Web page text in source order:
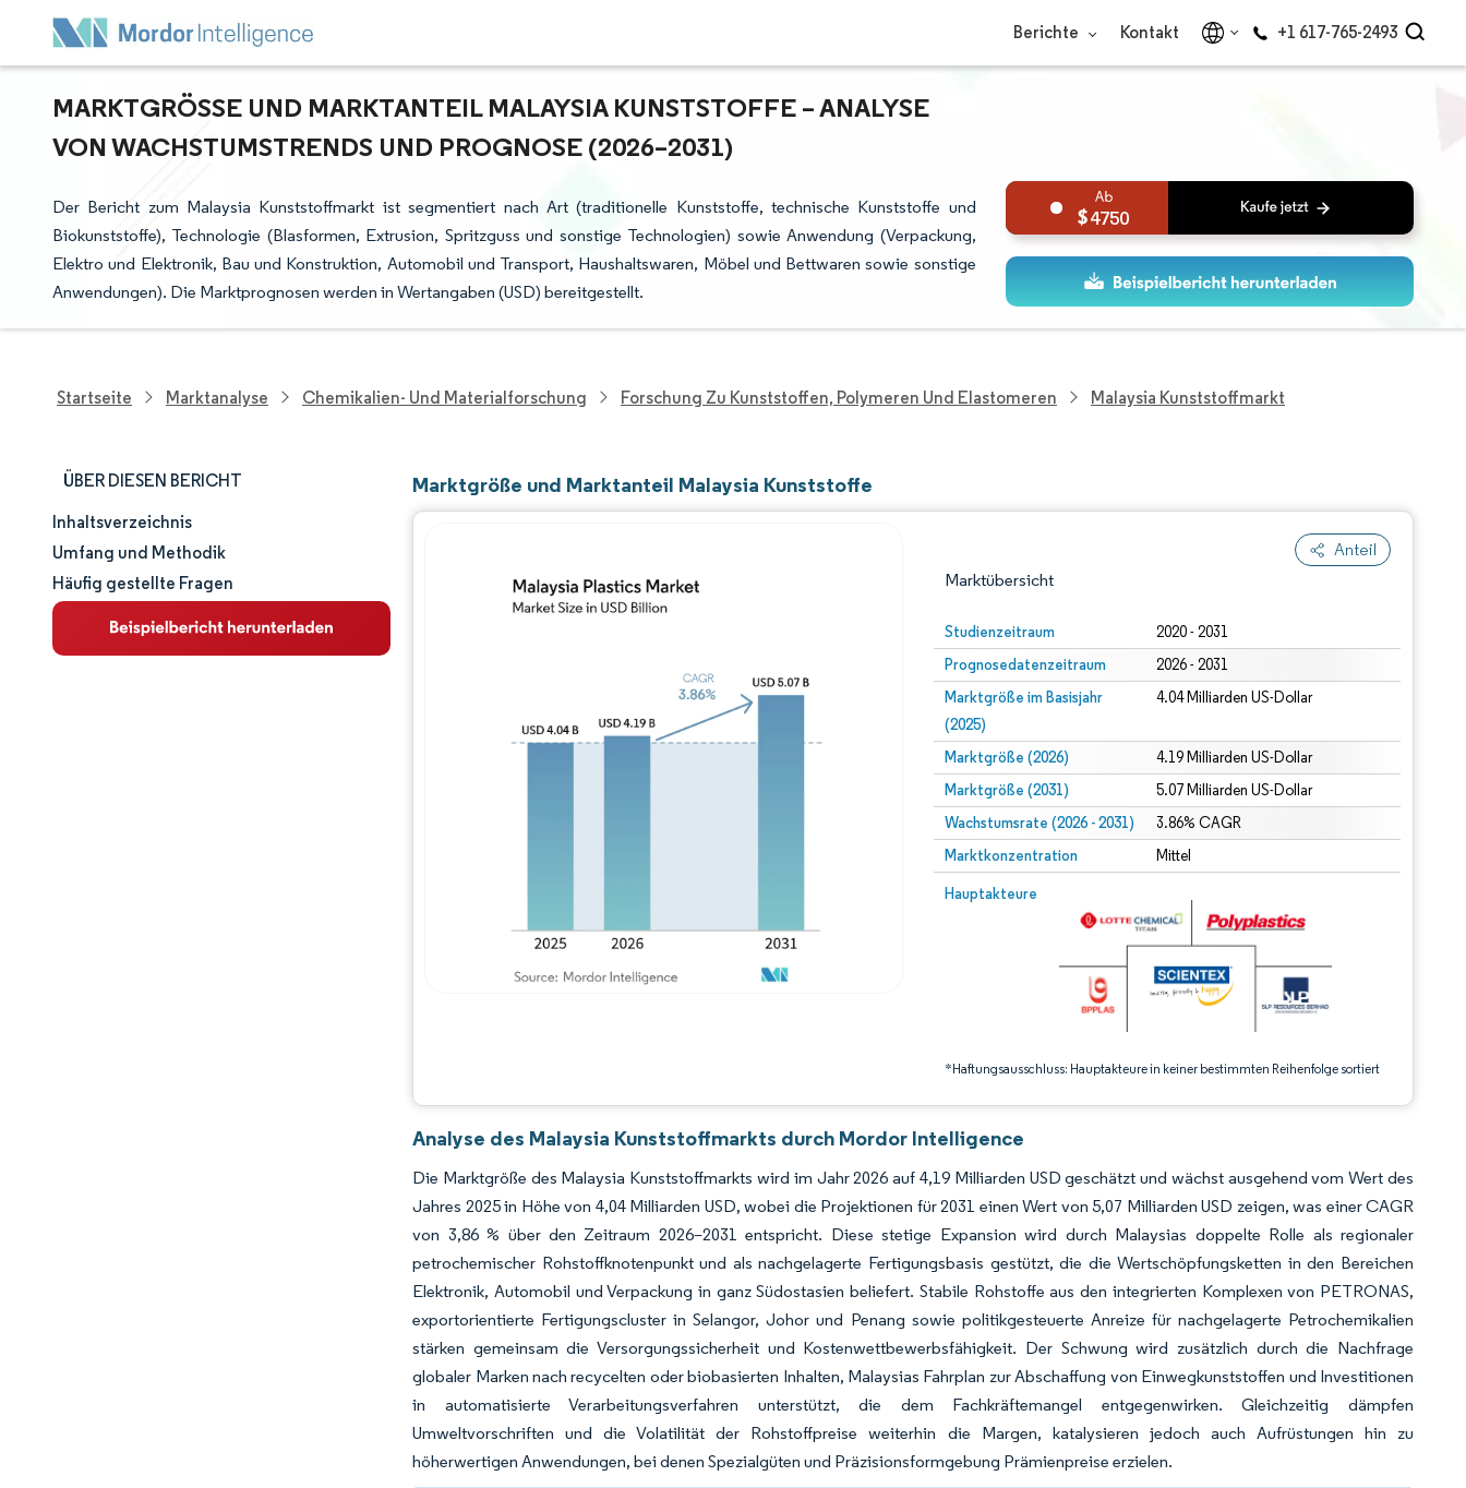
Berichte Kontakt +1 617-765-2493
MARKTGRÖSSE UND MARKTANTEIL MALAYSIA KUNSTSTOFFE – ANALYSE V
ON WACHSTUMSTRENDS UND PROGNOSE (2026–2031)
Der Bericht zum Malaysia Kunststoffmarkt ist segmentiert nach Art (traditionelle Kunststoffe, technische Kunststoffe und
Biokunststoffe), Technologie (Blasformen, Extrusion, Spritzguss und sonstige Technologien) sowie Anwendung (Verpackung,
Elektro und Elektronik, Bau und Konstruktion, Automobil und Transport, Haushaltswaren, Möbel und Bettwaren sowie sonstige
Anwendungen). Die Marktprognosen werden in Wertangaben (USD) bereitgestellt.
4750
Startseite Marktanalyse Chemikalien- Und Materialforschung Forschung Zu Kunststoffen, Polymeren Und Elastomeren Malaysia Kunststoffmarkt
ÜBER DIESEN BERICHT
Marktgröße und -anteil
Marktanalyse
Trends und Einblicke
Inhaltsverzeichnis
Umfang und Methodik
Häufig gestellte Fragen
Marktgröße und Marktanteil Malaysia Kunststoffe
Anteil
Marktübersicht
Studienzeitraum 2020 - 2031
Prognosedatenzeitraum 2026 - 2031
Marktgröße im Basisjahr
(2025)
4.04 Milliarden US-Dollar
Marktgröße (2026) 4.19 Milliarden US-Dollar
Marktgröße (2031) 5.07 Milliarden US-Dollar
Wachstumsrate (2026 - 2031) 3.86% CAGR
Marktkonzentration Mittel
Hauptakteure
*Haftungsausschluss: Hauptakteure in keiner bestimmten Reihenfolge sortiert
Bild © Mordor Intelligence. Wiederverwendung erfordert Namensnennung gemäß CC BY 4.0.
Bild © Mordor Intelligence. Wiederverwendung erfordert Namensnennung gemäß CC BY 4.0.
Analyse des Malaysia Kunststoffmarkts durch Mordor Intelligence
Die Marktgröße des Malaysia Kunststoffmarkts wird im Jahr 2026 auf 4,19 Milliarden USD geschätzt und wächst ausgehend vom Wert des
Jahres 2025 in Höhe von 4,04 Milliarden USD, wobei die Projektionen für 2031 einen Wert von 5,07 Milliarden USD zeigen, was einer CAGR
von 3,86 % über den Zeitraum 2026–2031 entspricht. Diese stetige Expansion wird durch Malaysias doppelte Rolle als regionaler
petrochemischer Rohstoffknotenpunkt und als nachgelagerte Fertigungsbasis gestützt, die die Wertschöpfungsketten in den Bereichen
Elektronik, Automobil und Verpackung in ganz Südostasien beliefert. Stabile Rohstoffe aus den integrierten Komplexen von PETRONAS,
exportorientierte Fertigungscluster in Selangor, Johor und Penang sowie politikgesteuerte Anreize für nachgelagerte Petrochemikalien
stärken gemeinsam die Versorgungssicherheit und Kostenwettbewerbsfähigkeit. Der Schwung wird zusätzlich durch die Nachfrage
globaler Marken nach recycelten oder biobasierten Inhalten, Malaysias Fahrplan zur Abschaffung von Einwegkunststoffen und Investitionen
in automatisierte Verarbeitungsverfahren unterstützt, die dem Fachkräftemangel entgegenwirken. Gleichzeitig dämpfen
Umweltvorschriften und die Volatilität der Rohstoffpreise weiterhin die Margen, katalysieren jedoch auch Aufrüstungen hin zu
höherwertigen Anwendungen, bei denen Spezialgüten und Präzisionsformgebung Prämienpreise erzielen.